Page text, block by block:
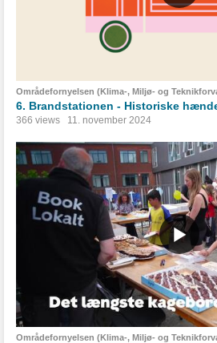
Områdefornyelsen (Klima-, Miljø- og
6. Brandstationen - Historiske
366 views 11. november 2024
Områdefornyelsen (Klima-, Miljø- og